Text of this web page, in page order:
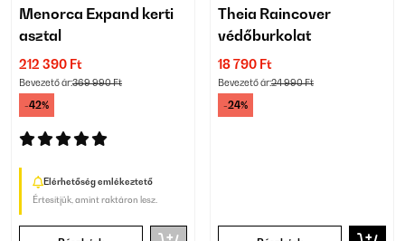
Menorca Expand kerti
asztal
212 390 Ft
Bevezető ár:369 990 Ft
-42%
Elérhetőség emlékeztető
Értesítjük, amint raktáron lesz.
Theia Raincover
védőburkolat
18 790 Ft
Bevezető ár:24 990 Ft
-24%